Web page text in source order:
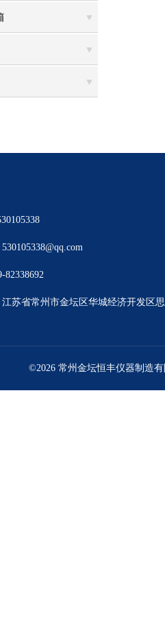
82338692
苏省常州市金坛区华城经济开发区
©2026 常州金坛恒丰仪器制造